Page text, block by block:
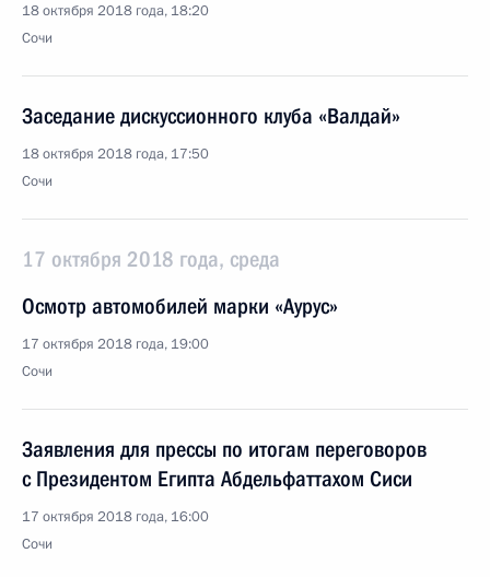
18 октября 2018 года, 18:20
Сочи
Заседание дискуссионного клуба «Валдай»
18 октября 2018 года, 17:50
Сочи
17 октября 2018 года, среда
Осмотр автомобилей марки «Аурус»
17 октября 2018 года, 19:00
Сочи
Заявления для прессы по итогам переговоров
с Президентом Египта Абдельфаттахом Сиси
17 октября 2018 года, 16:00
Сочи